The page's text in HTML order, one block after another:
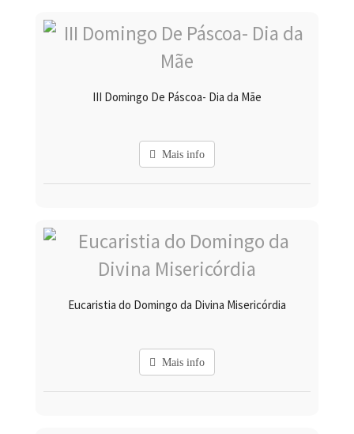
III Domingo De Páscoa- Dia da Mãe
Mais info
Eucaristia do Domingo da Divina Misericórdia
Mais info